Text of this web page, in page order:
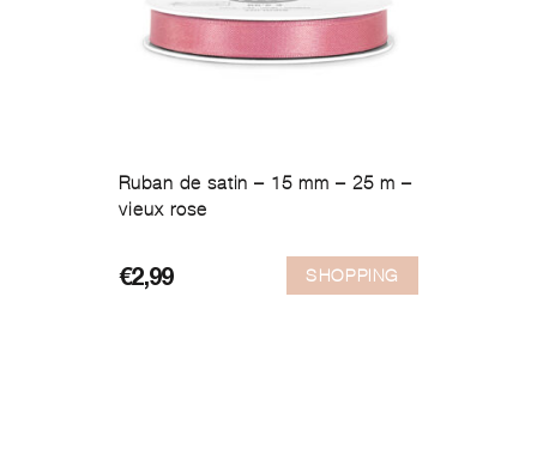
Ruban de satin – 15 mm – 25 m –
vieux rose
€2,99 SHOPPING